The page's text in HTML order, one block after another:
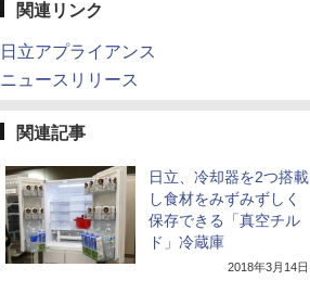
関連リンク
日立アプライアンス
ニュースリリース
関連記事
日立、冷却器を2つ搭載
し食材をみずみずしく
保存できる「真空チル
ド」冷蔵庫
2018年3月14日